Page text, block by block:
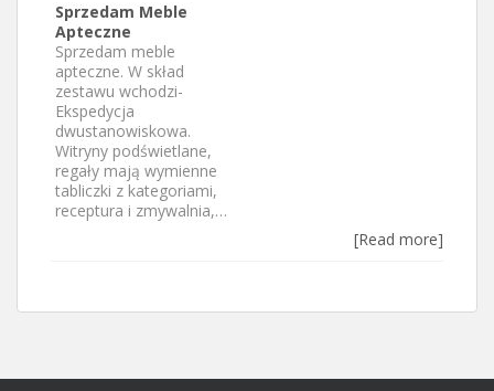
Sprzedam Meble
Apteczne
Sprzedam meble
apteczne. W skład
zestawu wchodzi-
Ekspedycja
dwustanowiskowa.
Witryny podświetlane,
regały mają wymienne
tabliczki z kategoriami,
receptura i zmywalnia,…
[Read more]